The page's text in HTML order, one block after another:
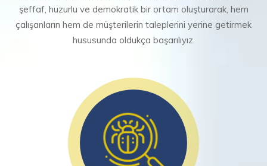
şeffaf, huzurlu ve demokratik bir ortam oluşturarak, hem
çalışanların hem de müşterilerin taleplerini yerine getirmek
hususunda oldukça başarılıyız.